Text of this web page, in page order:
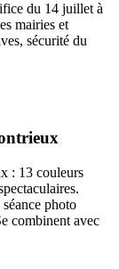
du 14 juillet à
mairies et
sécurité du
: 13 couleurs
photo
combinent avec